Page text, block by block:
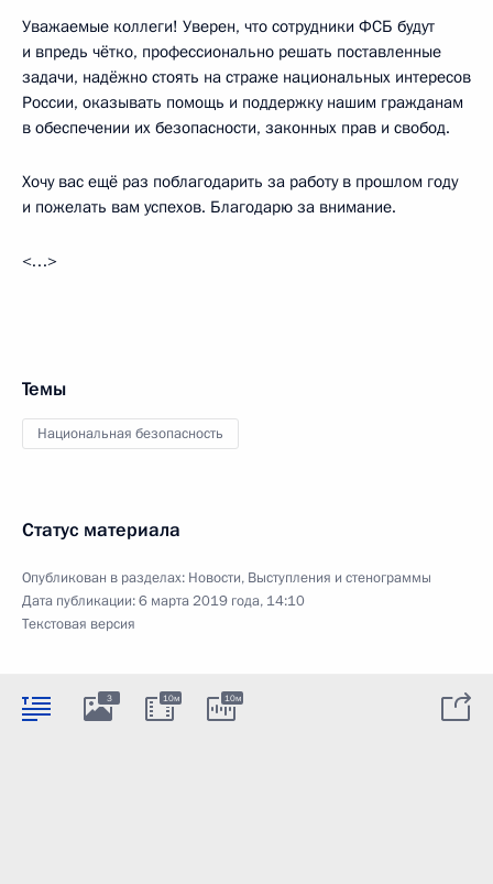
Уважаемые коллеги! Уверен, что сотрудники ФСБ будут
и впредь чётко, профессионально решать поставленные
задачи, надёжно стоять на страже национальных интересов
России, оказывать помощь и поддержку нашим гражданам
в обеспечении их безопасности, законных прав и свобод.
Хочу вас ещё раз поблагодарить за работу в прошлом году
и пожелать вам успехов. Благодарю за внимание.
<…>
Темы
Национальная безопасность
Статус материала
Опубликован в разделах: Новости, Выступления и стенограммы
Дата публикации:6 марта 2019 года, 14:10
Текстовая версия
3 10м 10м